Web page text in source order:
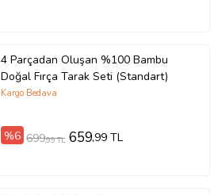
4 Parçadan Oluşan %100 Bambu
Doğal Fırça Tarak Seti (Standart)
Kargo Bedava
%6 699,99 TL 659,99 TL